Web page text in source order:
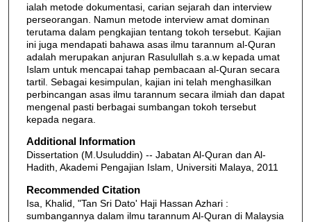
ialah metode dokumentasi, carian sejarah dan interview
perseorangan. Namun metode interview amat dominan
terutama dalam pengkajian tentang tokoh tersebut. Kajian
ini juga mendapati bahawa asas ilmu tarannum al-Quran
adalah merupakan anjuran Rasulullah s.a.w kepada umat
Islam untuk mencapai tahap pembacaan al-Quran secara
tartil. Sebagai kesimpulan, kajian ini telah menghasilkan
perbincangan asas ilmu tarannum secara ilmiah dan dapat
mengenal pasti berbagai sumbangan tokoh tersebut
kepada negara.
Additional Information
Dissertation (M.Usuluddin) -- Jabatan Al-Quran dan Al-
Hadith, Akademi Pengajian Islam, Universiti Malaya, 2011
Recommended Citation
Isa, Khalid, "Tan Sri Dato' Haji Hassan Azhari :
sumbangannya dalam ilmu tarannum Al-Quran di Malaysia